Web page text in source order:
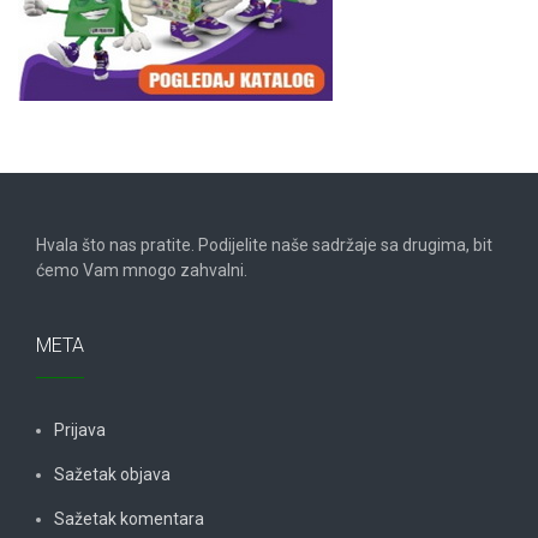
Hvala što nas pratite. Podijelite naše sadržaje sa drugima, bit
ćemo Vam mnogo zahvalni.
META
Prijava
Sažetak objava
Sažetak komentara